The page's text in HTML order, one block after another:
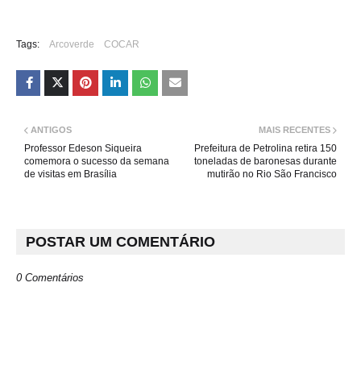
Tags: Arcoverde COCAR
MAIS RECENTES
Prefeitura de Petrolina retira 150
toneladas de baronesas durante
mutirão no Rio São Francisco
ANTIGOS
Professor Edeson Siqueira
comemora o sucesso da semana
de visitas em Brasília
POSTAR UM COMENTÁRIO
0 Comentários